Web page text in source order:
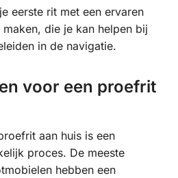
eerste rit met een ervaren
die je kan helpen bij
in de navigatie.
voor een proefrit
aan huis is een
proces. De meeste
hebben een